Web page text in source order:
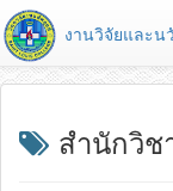
งานวิจัยและน
สำนักวิช